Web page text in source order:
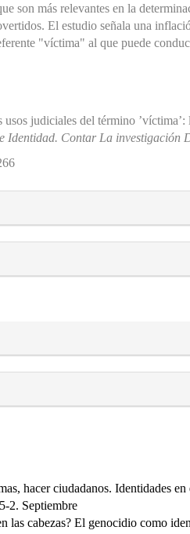
son más relevantes en la
El estudio señala una
"víctima" al que puede
judiciales del término
Identidad. Contar La investigación
hacer ciudadanos. Identidades
2. Septiembre
las cabezas? El genocidio como